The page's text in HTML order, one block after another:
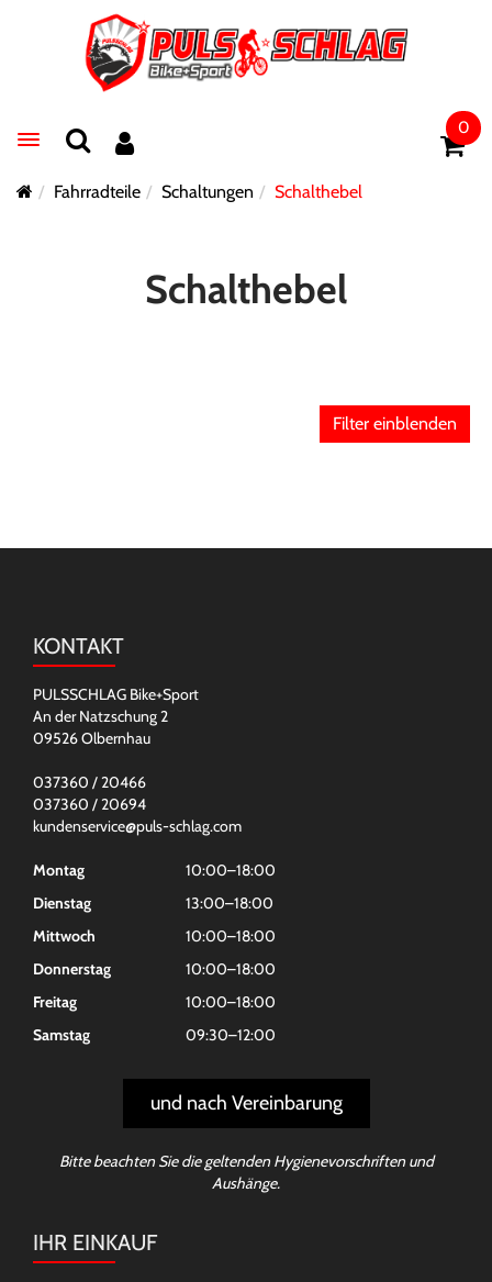
Toggle navigation
0
Fahrradteile Schaltungen Schalthebel
Schalthebel
Filter einblenden
KONTAKT
PULSSCHLAG Bike+Sport
An der Natzschung 2
09526 Olbernhau
037360 / 20466
037360 / 20694
kundenservice@puls-schlag.com
Montag
10:00–18:00
Dienstag
13:00–18:00
Mittwoch
10:00–18:00
Donnerstag
10:00–18:00
Freitag
10:00–18:00
Samstag
09:30–12:00
und nach Vereinbarung
Bitte beachten Sie die geltenden Hygienevorschriften und
Aushänge.
IHR EINKAUF